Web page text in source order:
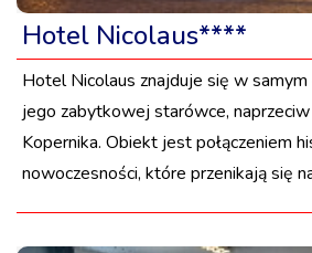
Hotel Nicolaus****
Hotel Nicolaus znajduje się w samym
jego zabytkowej starówce, naprzeciw
Kopernika. Obiekt jest połączeniem
nowoczesności, które przenikają się